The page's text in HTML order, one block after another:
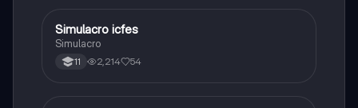
ICFES: Lectura Crítica
Simulacro icfes
Simulacro
11 2,214 54